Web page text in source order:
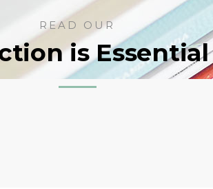
READ OUR
is Essential